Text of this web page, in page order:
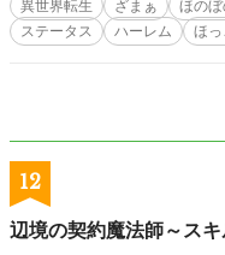
異世界転生 ざまぁ ほの
ステータス
ハーレム ほっ
12
辺境の契約魔法師～ス